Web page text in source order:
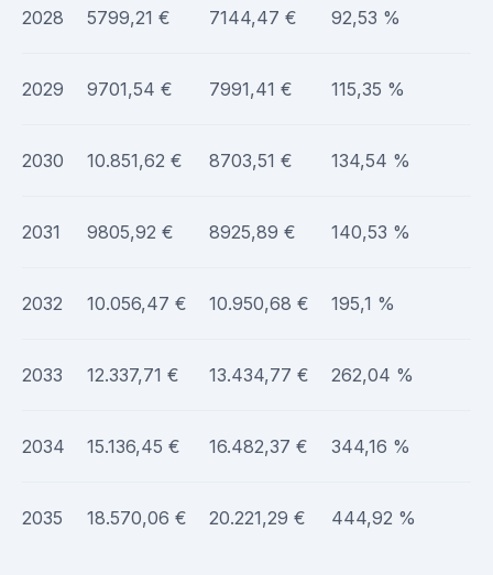
2028 5799,21 € 7144,47 € 92,53 %
2029 9701,54 € 7991,41 € 115,35 %
2030 10.851,62 € 8703,51 € 134,54 %
2031 9805,92 € 8925,89 € 140,53 %
2032 10.056,47 € 10.950,68 € 195,1 %
2033 12.337,71 € 13.434,77 € 262,04 %
2034 15.136,45 € 16.482,37 € 344,16 %
2035 18.570,06 € 20.221,29 € 444,92 %